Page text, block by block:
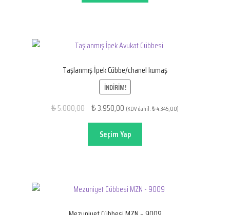
Taşlanmış İpek Cübbe/chanel kumaş
İNDIRIM!
₺5.000,00 Orijinal
fiyat:
₺ 5.000,00.
₺3.950,00Şu
andaki
fiyat:
₺ 3.950,00.
(KDV dahil: ₺4.345,00)
Seçim Yap